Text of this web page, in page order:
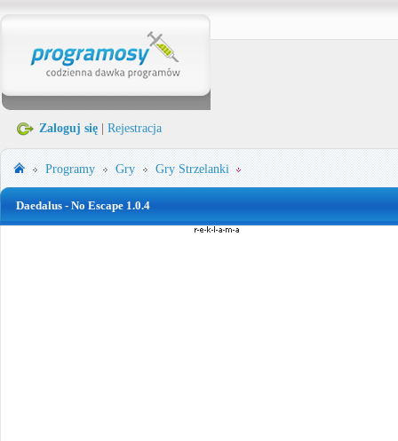
Zaloguj się Rejestracja
Programy Gry Gry Strzelanki
Daedalus - No Escape 1.0.4